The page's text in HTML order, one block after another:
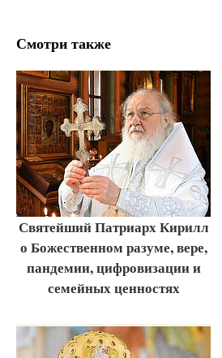
Смотри также
Святейший Патриарх Кирилл
о Божественном разуме, вере,
пандемии, цифровизации и
семейных ценностях